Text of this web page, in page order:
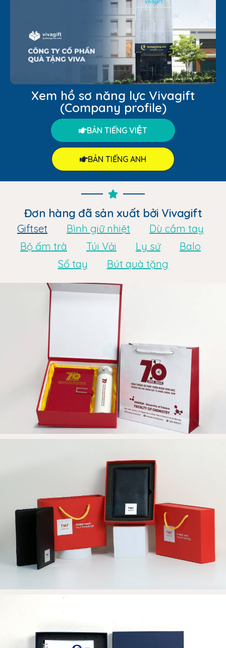
Xem hồ sơ năng lực Vivagift
(Company profile)
BẢN TIẾNG VIỆT
BẢN TIẾNG ANH
Đơn hàng đã sản xuất bởi Vivagift
Giftset Bình giữ nhiệt
Dù cầm tay
Bộ ấm trà
Túi Vải Ly sứ
Balo
Sổ tay
Bút quà tặng